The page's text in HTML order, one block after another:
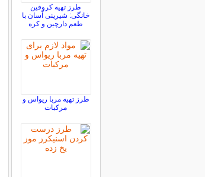
طرز تهیه کروفین
خانگی: شیرینی آسان با
طعم دارچین و کره
طرز تهیه مربا ریواس و
مرکبات